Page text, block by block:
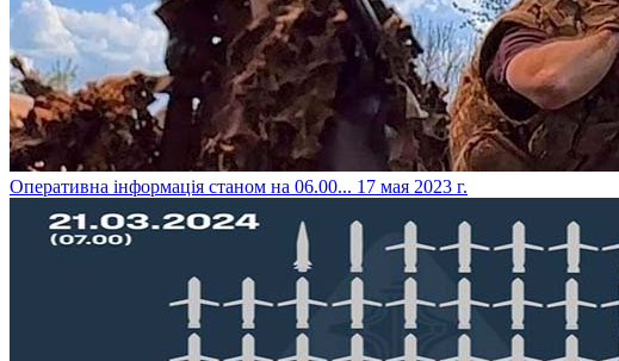
​Оперативна інформація станом на 06.00... 17 мая 2023 г.